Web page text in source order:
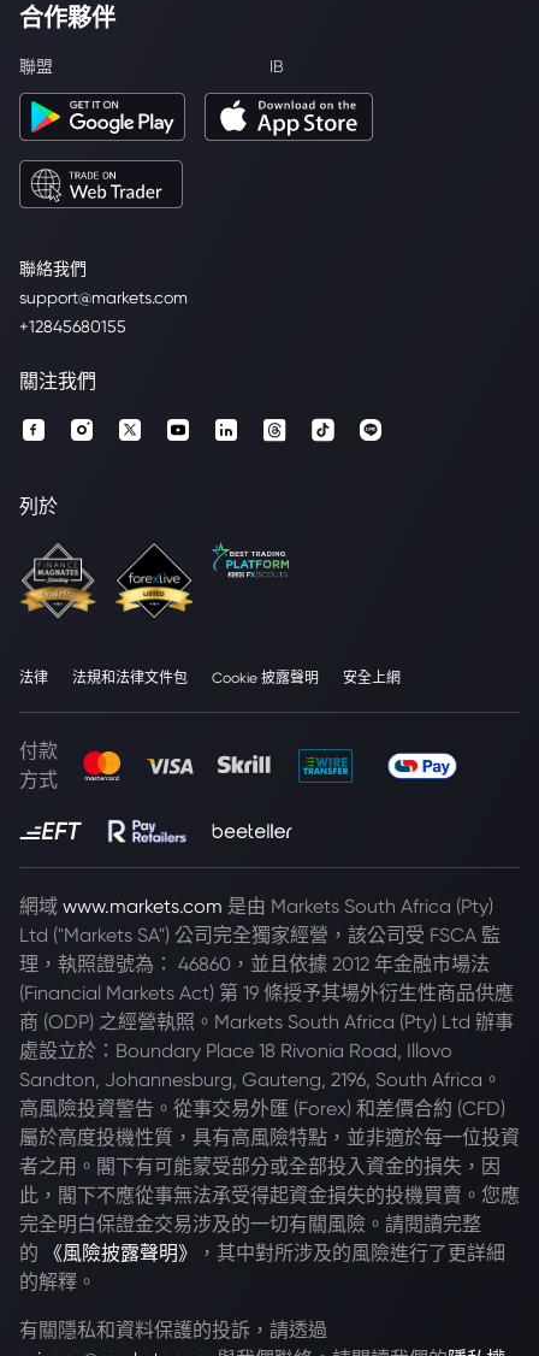
聯絡我們
support@markets.com
+12845680155
合作夥伴
聯盟 IB
關注我們
列於
法律 法規和法律文件包 Cookie 披露聲明 安全上網
付款
方式
網域 www.markets.com 是由 Markets South Africa (Pty)
Ltd ("Markets SA") 公司完全獨家經營，該公司受 FSCA 監
理，執照證號為： 46860，並且依據 2012 年金融市場法
(Financial Markets Act) 第 19 條授予其場外衍生性商品供應
商 (ODP) 之經營執照。Markets South Africa (Pty) Ltd 辦事
處設立於：Boundary Place 18 Rivonia Road, Illovo
Sandton, Johannesburg, Gauteng, 2196, South Africa。
高風險投資警告。從事交易外匯 (Forex) 和差價合約 (CFD)
屬於高度投機性質，具有高風險特點，並非適於每一位投資
者之用。閣下有可能蒙受部分或全部投入資金的損失，因
此，閣下不應從事無法承受得起資金損失的投機買賣。您應
完全明白保證金交易涉及的一切有關風險。請閱讀完整
的
《風險披露聲明》
，其中對所涉及的風險進行了更詳細
的解釋。
有關隱私和資料保護的投訴，請透過